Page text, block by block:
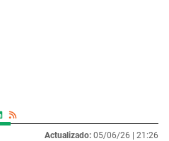
Actualizado: 05/06/26 | 21:26